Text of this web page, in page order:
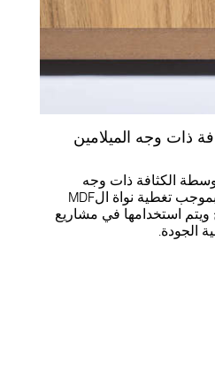
وجه الميلامين
الكثافة ذات وجه
الميلامين (MDF) الخاصة بنا بموجب تغطية نواة الMDF
استخدامها في مشاريع